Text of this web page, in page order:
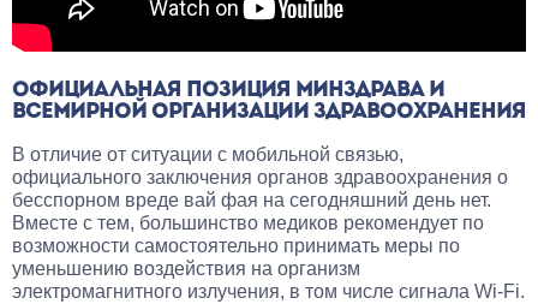
ОФИЦИАЛЬНАЯ ПОЗИЦИЯ МИНЗДРАВА И
ВСЕМИРНОЙ ОРГАНИЗАЦИИ ЗДРАВООХРАНЕНИЯ
В отличие от ситуации с мобильной связью,
официального заключения органов здравоохранения о
бесспорном вреде вай фая на сегодняшний день нет.
Вместе с тем, большинство медиков рекомендует по
возможности самостоятельно принимать меры по
уменьшению воздействия на организм
электромагнитного излучения, в том числе сигнала Wi-Fi.